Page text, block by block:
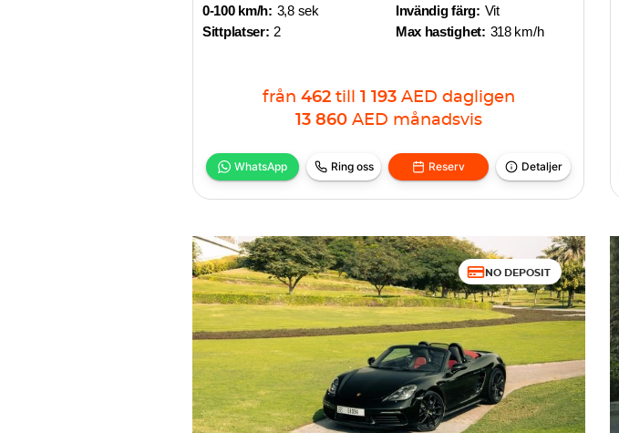
0-100 km/h: 3,8 sek
Sittplatser: 2
Invändig färg: Vit
Max hastighet: 318 km/h
från 462 till 1 193 AED dagligen
13 860 AED månadsvis
WhatsApp Ring oss Reserv Detaljer
NO DEPOSIT